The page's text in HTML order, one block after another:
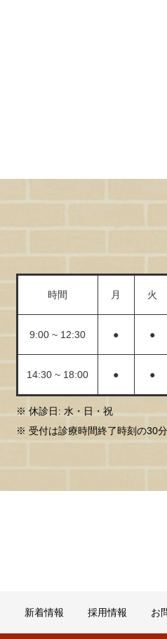
時間 月 火
9:00 ~ 12:30 ● ●
14:30 ~ 18:00 ● ●
※ 休診日: 水・日・祝
※ 受付は診療時間終了時刻の30
新着情報 採用情報 お